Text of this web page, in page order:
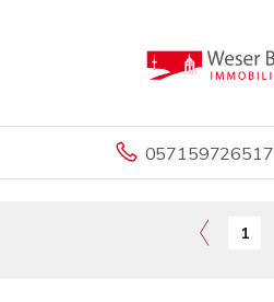
057159726517
1